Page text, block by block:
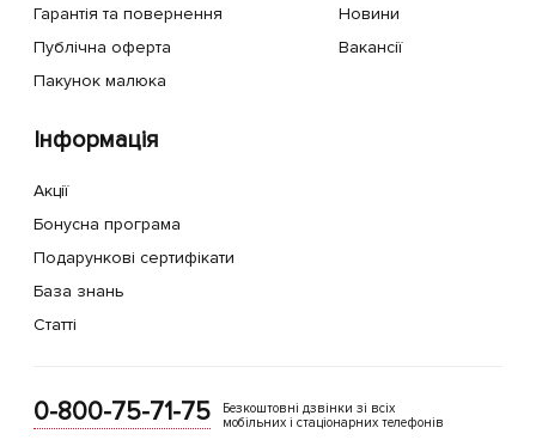
Гарантія та повернення
Публічна оферта
Пакунок малюка
Новини
Вакансії
Інформація
Акції
Бонусна програма
Подарункові сертифікати
База знань
Статті
0-800-75-71-75
Безкоштовні дзвінки зі всіх
мобільних і стаціонарних телефонів